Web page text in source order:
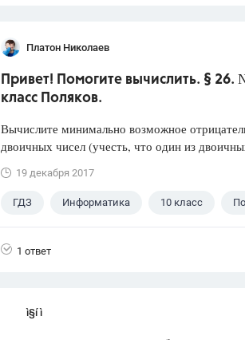
Платон Николаев
Привет! Помогите вычислить. §
класс Поляков.
Вычислите минимально возможное
двоичных чисел (учесть, что один из
19 декабря 2017
ГДЗ Информатика 10 класс
1 ответ
ì§í ì 